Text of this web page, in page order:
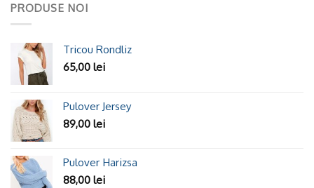
PRODUSE NOI
Tricou Rondliz
65,00 lei
Pulover Jersey
89,00 lei
Pulover Harizsa
88,00 lei